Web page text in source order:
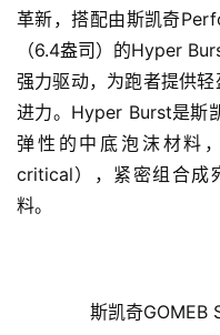
革新，搭配由斯凯奇
（6.4盎司）的Hyper
强力驱动，为跑者提供
进力。Hyper Burst是斯
弹性的中底泡沫材料
critical），紧密组合成
料。
斯凯奇GOMEB